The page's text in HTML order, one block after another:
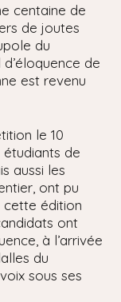
centaine de
de joutes
du
de
est revenu
le 10
de
aussi les
ont pu
cette édition
ont
à l’arrivée
du
sous ses